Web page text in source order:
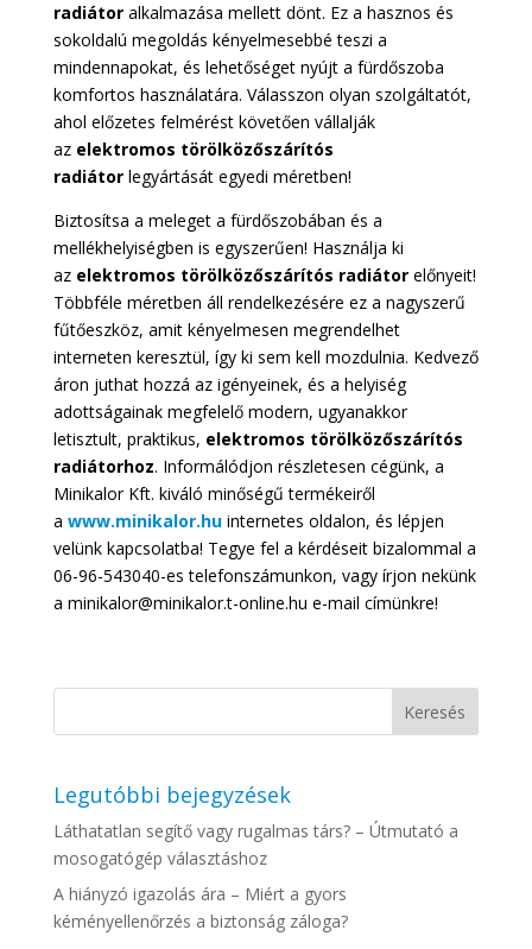
radiátoralkalmazása mellett dönt. Ez a hasznos és
sokoldalú megoldás kényelmesebbé teszi a
mindennapokat, és lehetőséget nyújt a fürdőszoba
komfortos használatára. Válasszon olyan szolgáltatót,
ahol előzetes felmérést követően vállalják
az elektromos törölközőszárítós
radiátorlegyártását egyedi méretben!
Biztosítsa a meleget a fürdőszobában és a
mellékhelyiségben is egyszerűen! Használja ki
az elektromos törölközőszárítós radiátorelőnyeit!
Többféle méretben áll rendelkezésére ez a nagyszerű
fűtőeszköz, amit kényelmesen megrendelhet
interneten keresztül, így ki sem kell mozdulnia. Kedvező
áron juthat hozzá az igényeinek, és a helyiség
adottságainak megfelelő modern, ugyanakkor
letisztult, praktikus, elektromos törölközőszárítós
radiátorhoz. Informálódjon részletesen cégünk, a
Minikalor Kft. kiváló minőségű termékeiről
a www.minikalor.huinternetes oldalon, és lépjen
velünk kapcsolatba! Tegye fel a kérdéseit bizalommal a
06-96-543040-es telefonszámunkon, vagy írjon nekünk
a minikalor@minikalor.t-online.hu e-mail címünkre!
Legutóbbi bejegyzések
Láthatatlan segítő vagy rugalmas társ? – Útmutató a
mosogatógép választáshoz
A hiányzó igazolás ára – Miért a gyors
kéményellenőrzés a biztonság záloga?